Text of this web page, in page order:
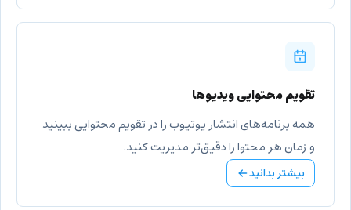
تقویم محتوایی ویدیوها
همه برنامه‌های انتشار یوتیوب را در تقویم محتوایی ببینید
و زمان هر محتوا را دقیق‌تر مدیریت کنید.
بیشتر بدانید